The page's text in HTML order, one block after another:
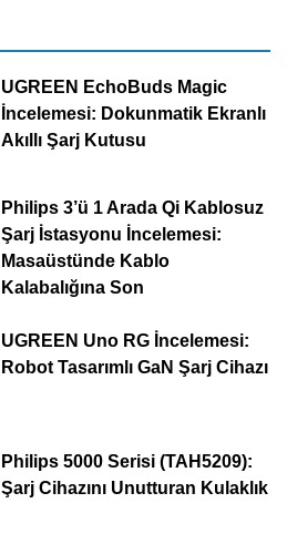
UGREEN EchoBuds Magic
İncelemesi: Dokunmatik Ekranlı
Akıllı Şarj Kutusu
Philips 3’ü 1 Arada Qi Kablosuz
Şarj İstasyonu İncelemesi:
Masaüstünde Kablo
Kalabalığına Son
UGREEN Uno RG İncelemesi:
Robot Tasarımlı GaN Şarj Cihazı
Philips 5000 Serisi (TAH5209):
Şarj Cihazını Unutturan Kulaklık